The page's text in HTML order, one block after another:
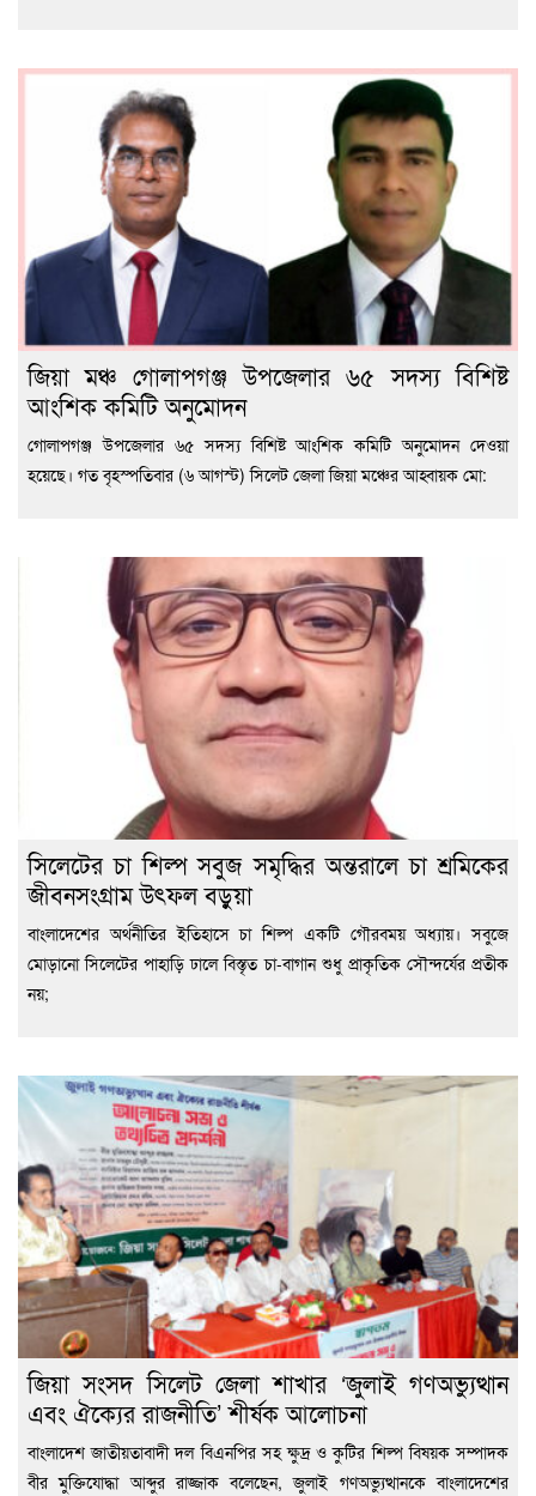
জিয়া মঞ্চ গোলাপগঞ্জ উপজেলার ৬৫ সদস্য বিশিষ্ট
আংশিক কমিটি অনুমোদন
গোলাপগঞ্জ উপজেলার ৬৫ সদস্য বিশিষ্ট আংশিক কমিটি অনুমোদন দেওয়া
হয়েছে। গত বৃহস্পতিবার (৬ আগস্ট) সিলেট জেলা জিয়া মঞ্চের আহ্বায়ক মো:
সিলেটের চা শিল্প সবুজ সমৃদ্ধির অন্তরালে চা শ্রমিকের
জীবনসংগ্রাম উৎফল বড়ুয়া
বাংলাদেশের অর্থনীতির ইতিহাসে চা শিল্প একটি গৌরবময় অধ্যায়। সবুজে
মোড়ানো সিলেটের পাহাড়ি ঢালে বিস্তৃত চা-বাগান শুধু প্রাকৃতিক সৌন্দর্যের প্রতীক
নয়;
জিয়া সংসদ সিলেট জেলা শাখার ‘জুলাই গণঅভ্যুত্থান
এবং ঐক্যের রাজনীতি’ শীর্ষক আলোচনা
বাংলাদেশ জাতীয়তাবাদী দল বিএনপির সহ ক্ষুদ্র ও কুটির শিল্প বিষয়ক সম্পাদক
বীর মুক্তিযোদ্ধা আব্দুর রাজ্জাক বলেছেন, জুলাই গণঅভ্যুত্থানকে বাংলাদেশের